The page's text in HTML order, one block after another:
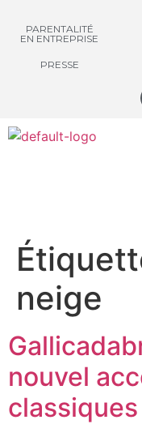
PARENTALITÉ
EN ENTREPRISE
PRESSE
neige
nouvel